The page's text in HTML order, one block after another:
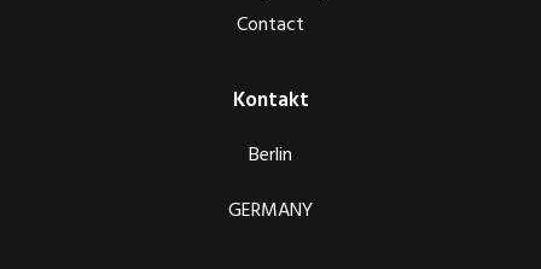
Contact
Kontakt
Berlin
GERMANY